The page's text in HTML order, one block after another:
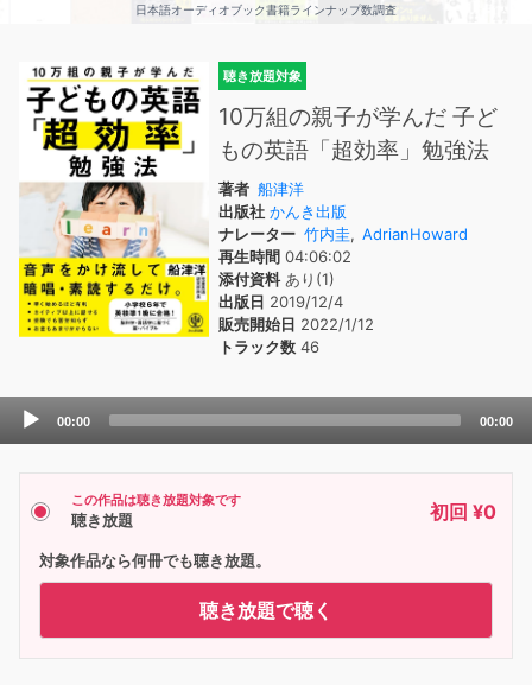
日本語オーディオブック書籍ラインナップ数調査
聴き放題対象
10万組の親子が学んだ 子ど
もの英語「超効率」勉強法
著者 船津洋
出版社 かんき出版
ナレーター 竹内圭, AdrianHoward
再生時間 04:06:02
添付資料あり(1)
出版日 2019/12/4
販売開始日 2022/1/12
トラック数 46
Audio
00:00 00:00
この作品は聴き放題対象です
聴き放題 初回 ¥0
対象作品なら何冊でも聴き放題。
聴き放題で聴く